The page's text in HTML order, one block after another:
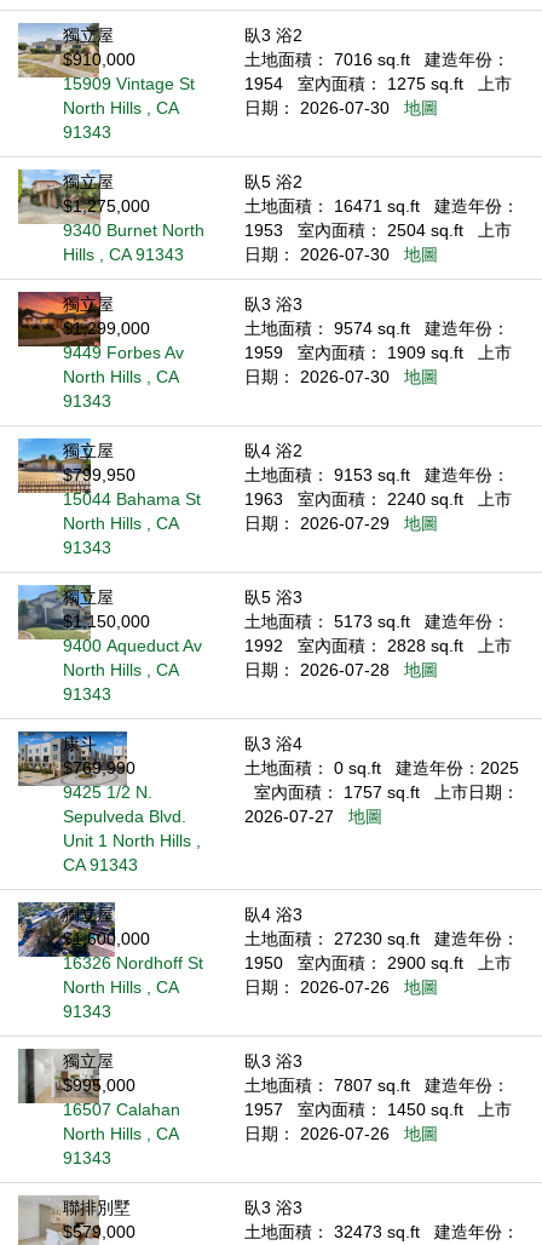
獨立屋
$910,000
15909 Vintage St
North Hills , CA
91343
臥3 浴2
土地面積： 7016 sq.ft
建造年份：
1954
室內面積： 1275 sq.ft
上市
日期： 2026-07-30
地圖
獨立屋
$1,275,000
9340 Burnet North
Hills , CA 91343
臥5 浴2
土地面積： 16471 sq.ft
建造年份：
1953
室內面積： 2504 sq.ft
上市
日期： 2026-07-30
地圖
獨立屋
$1,299,000
9449 Forbes Av
North Hills , CA
91343
臥3 浴3
土地面積： 9574 sq.ft
建造年份：
1959
室內面積： 1909 sq.ft
上市
日期： 2026-07-30
地圖
獨立屋
$799,950
15044 Bahama St
North Hills , CA
91343
臥4 浴2
土地面積： 9153 sq.ft
建造年份：
1963
室內面積： 2240 sq.ft
上市
日期： 2026-07-29
地圖
獨立屋
$1,150,000
9400 Aqueduct Av
North Hills , CA
91343
臥5 浴3
土地面積： 5173 sq.ft
建造年份：
1992
室內面積： 2828 sq.ft
上市
日期： 2026-07-28
地圖
康斗
$769,990
9425 1/2 N.
Sepulveda Blvd.
Unit 1 North Hills ,
CA 91343
臥3 浴4
土地面積： 0 sq.ft
建造年份：2025
室內面積： 1757 sq.ft
上市日期：
2026-07-27
地圖
獨立屋
$1,600,000
16326 Nordhoff St
North Hills , CA
91343
臥4 浴3
土地面積： 27230 sq.ft
建造年份：
1950
室內面積： 2900 sq.ft
上市
日期： 2026-07-26
地圖
獨立屋
$995,000
16507 Calahan
North Hills , CA
91343
臥3 浴3
土地面積： 7807 sq.ft
建造年份：
1957
室內面積： 1450 sq.ft
上市
日期： 2026-07-26
地圖
聯排別墅
$579,000
臥3 浴3
土地面積： 32473 sq.ft
建造年份：